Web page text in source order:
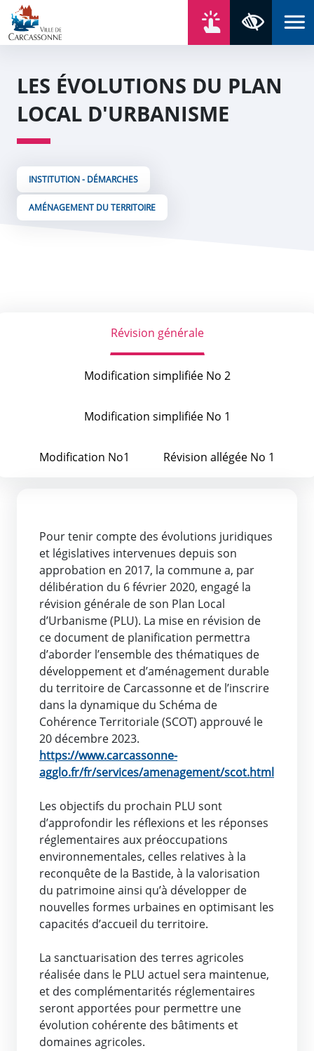
Aller au contenu
Aller au menu
Aller au plan du site
Aller à la recherche
LES ÉVOLUTIONS DU PLAN
LOCAL D'URBANISME
INSTITUTION - DÉMARCHES
AMÉNAGEMENT DU TERRITOIRE
Révision générale
Modification simplifiée No 2
Modification simplifiée No 1
Modification No1 Révision allégée No 1
Pour tenir compte des évolutions juridiques
et législatives intervenues depuis son
approbation en 2017, la commune a, par
délibération du 6 février 2020, engagé la
révision générale de son Plan Local
d’Urbanisme (PLU). La mise en révision de
ce document de planification permettra
d’aborder l’ensemble des thématiques de
développement et d’aménagement durable
du territoire de Carcassonne et de l’inscrire
dans la dynamique du Schéma de
Cohérence Territoriale (SCOT) approuvé le
20 décembre 2023.
https://www.carcassonne-
agglo.fr/fr/services/amenagement/scot.html
Les objectifs du prochain PLU sont
d’approfondir les réflexions et les réponses
réglementaires aux préoccupations
environnementales, celles relatives à la
reconquête de la Bastide, à la valorisation
du patrimoine ainsi qu’à développer de
nouvelles formes urbaines en optimisant les
capacités d’accueil du territoire.
La sanctuarisation des terres agricoles
réalisée dans le PLU actuel sera maintenue,
et des complémentarités réglementaires
seront apportées pour permettre une
évolution cohérente des bâtiments et
domaines agricoles.
Panneau de gestion des cookies